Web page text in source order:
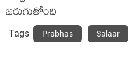
జరుగుతోంది
Tags Prabhas Salaar